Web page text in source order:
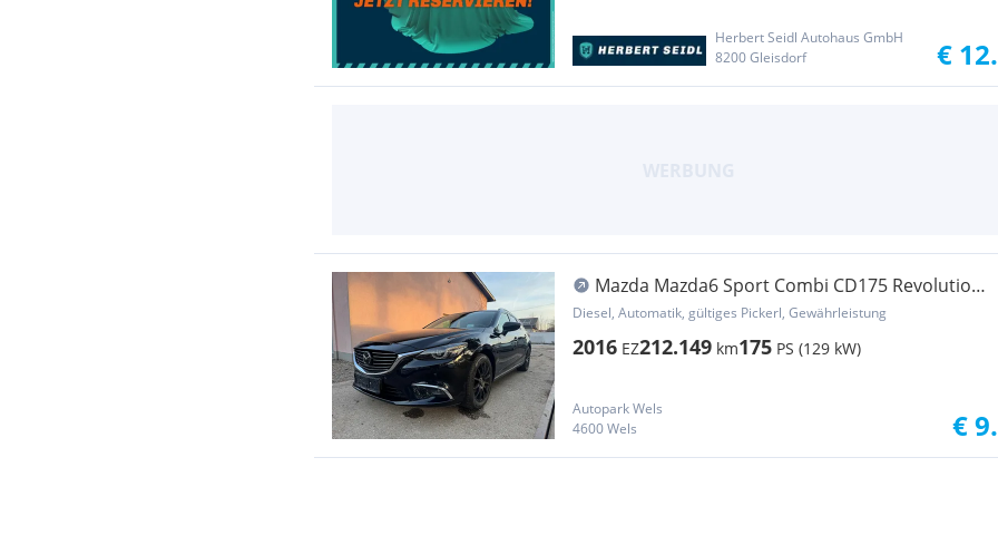
Herbert Seidl Autohaus GmbH
8200 Gleisdorf
€
Mazda Mazda6 Sport Combi CD175 Revolution
Top AWD Aut.
Diesel, Automatik, gültiges Pickerl, Gewährleistung
2016 EZ212.149 km175 PS (129 kW)
Autopark Wels
4600 Wels
€